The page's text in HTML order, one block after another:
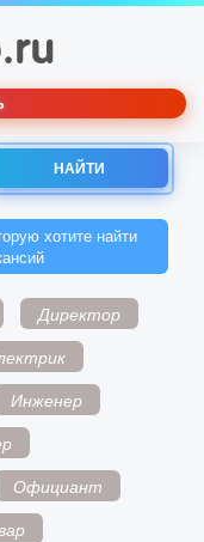
НАЙТИ
хотите найти
Директор
Инженер
Официант